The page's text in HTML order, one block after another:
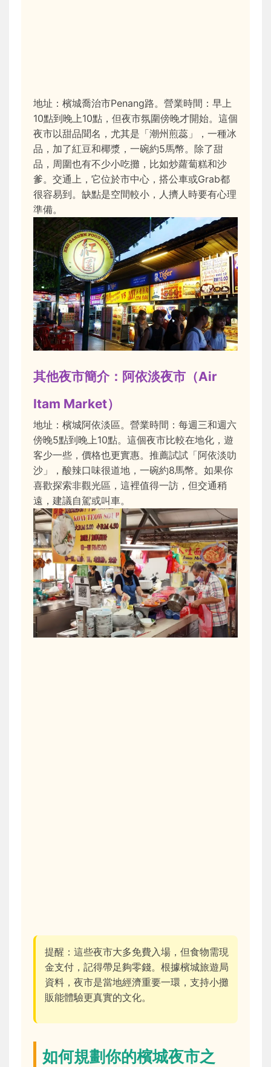
地址：檳城喬治市Penang路。營業時間：早上
10點到晚上10點，但夜市氛圍傍晚才開始。這個
夜市以甜品聞名，尤其是「潮州煎蕊」，一種冰
品，加了紅豆和椰漿，一碗約5馬幣。除了甜
品，周圍也有不少小吃攤，比如炒蘿蔔糕和沙
爹。交通上，它位於市中心，搭公車或Grab都
很容易到。缺點是空間較小，人擠人時要有心理
準備。
其他夜市簡介：阿依淡夜市（Air
Itam Market）
地址：檳城阿依淡區。營業時間：每週三和週六
傍晚5點到晚上10點。這個夜市比較在地化，遊
客少一些，價格也更實惠。推薦試試「阿依淡叻
沙」，酸辣口味很道地，一碗約8馬幣。如果你
喜歡探索非觀光區，這裡值得一訪，但交通稍
遠，建議自駕或叫車。
提醒：這些夜市大多免費入場，但食物需現
金支付，記得帶足夠零錢。根據檳城旅遊局
資料，夜市是當地經濟重要一環，支持小攤
販能體驗更真實的文化。
如何規劃你的檳城夜市之